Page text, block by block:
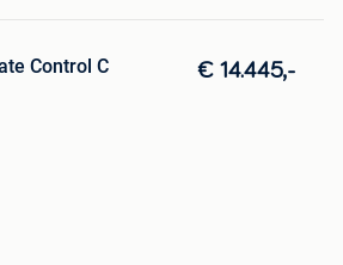
Control C € 14.445,-